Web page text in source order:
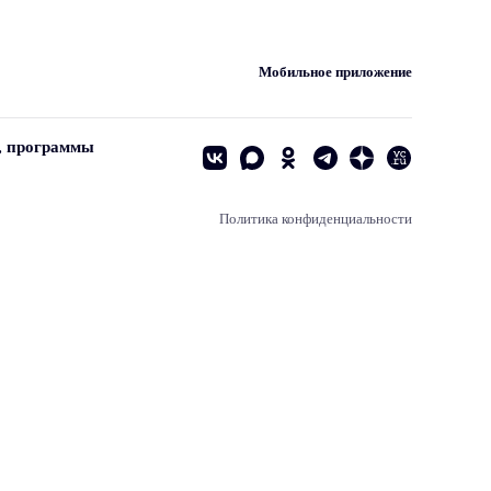
Мобильное приложение
программы
Политика конфиденциальности